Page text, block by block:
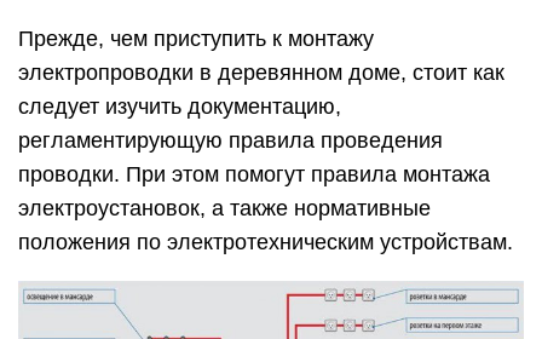
Прежде, чем приступить к монтажу
электропроводки в деревянном доме, стоит как
следует изучить документацию,
регламентирующую правила проведения
проводки. При этом помогут правила монтажа
электроустановок, а также нормативные
положения по электротехническим устройствам.